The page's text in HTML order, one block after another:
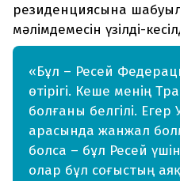
резиденциясына
мәлімдемесін үзілді-
«Бұл – Ресей
өтірігі. Кеше менің
болғаны белгілі.
арасында жанжал
болса – бұл Ресей үшін
олар бұл соғыстың